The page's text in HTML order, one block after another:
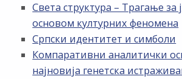
Света структура – Трагање за
основом културних феномена
Српски идентитет и симболи
Компаративни аналитички
најновија генетска